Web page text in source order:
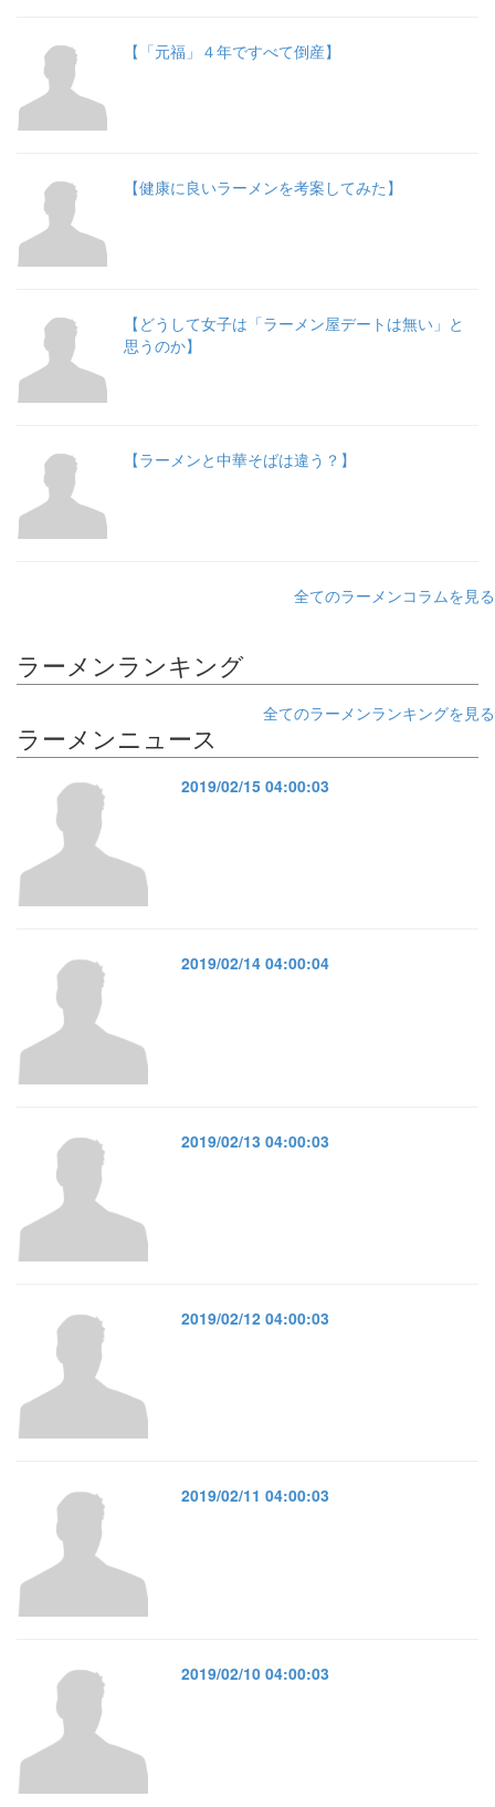
【「元福」４年ですべて倒産】
【健康に良いラーメンを考案してみた】
【どうして女子は「ラーメン屋デートは無い」と
思うのか】
【ラーメンと中華そばは違う？】
全てのラーメンコラムを見る
ラーメンランキング
全てのラーメンランキングを見る
ラーメンニュース
2019/02/15 04:00:03
2019/02/14 04:00:04
2019/02/13 04:00:03
2019/02/12 04:00:03
2019/02/11 04:00:03
2019/02/10 04:00:03